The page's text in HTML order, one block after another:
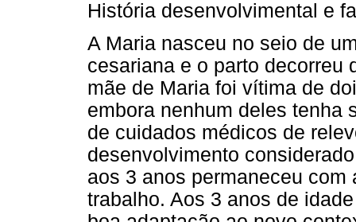
História desenvolvimental e
A Maria nasceu no seio de
cesariana e o parto decorreu
mãe de Maria foi vítima de
embora nenhum deles tenha
de cuidados médicos de
desenvolvimento
aos 3 anos permaneceu
trabalho. Aos 3 anos de